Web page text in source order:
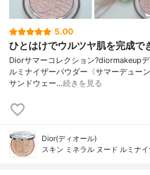
5.00
ひとはけでウルツヤ肌を完成で
Diorサマーコレクション?diormakeup
ルミナイザーパウダー〈サマーデュー
サンドウェー…続きを見る
Dior(ディオール)
スキン ミネラル ヌード ルミナ